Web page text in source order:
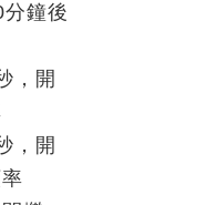
分鐘後
，開
，開